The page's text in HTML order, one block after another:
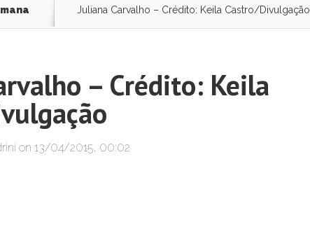
Juliana Carvalho – Crédito: Keila Castro/Divulgação
– Crédito: Keila
on 13/04/2015, 00:02